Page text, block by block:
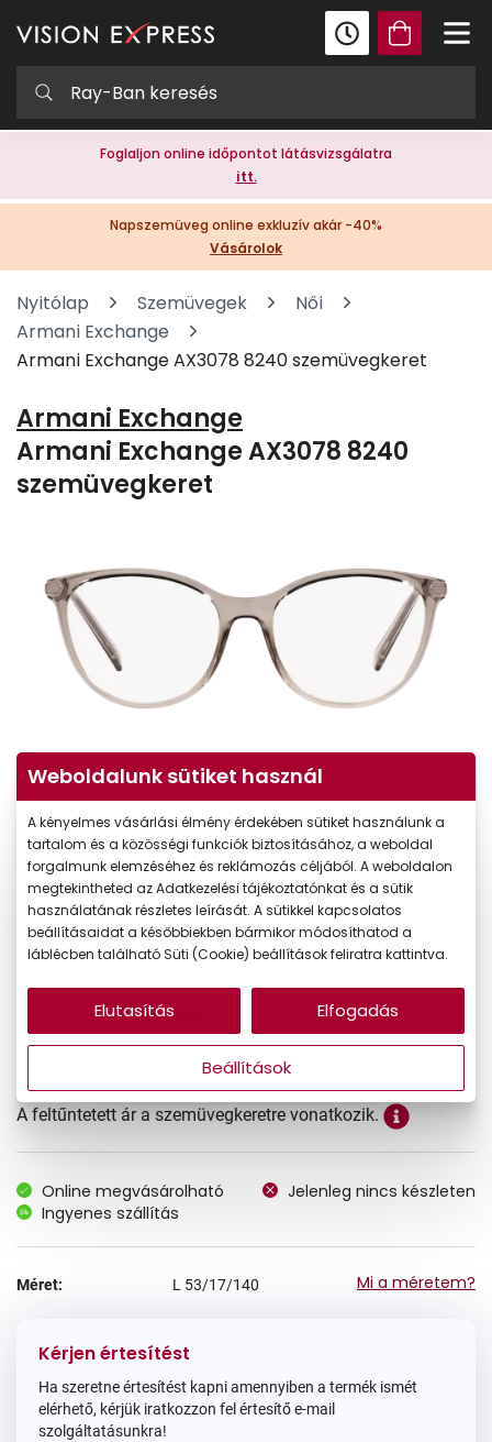
Foglaljon online időpontot látásvizsgálatra
itt.
Napszemüveg online exkluzív akár -40%
Vásárolok
Nyitólap Szemüvegek
Női
Armani Exchange
Armani Exchange AX3078 8240 szemüvegkeret
Armani Exchange
Armani Exchange AX3078 8240
szemüvegkeret
44.990 Ft
A feltűntetett ár a szemüvegkeretre vonatkozik.
Online megvásárolható
Jelenleg nincs készleten
Ingyenes szállítás
Méret: L 53/17/140 Mi a méretem?
Kérjen értesítést
Ha szeretne értesítést kapni amennyiben a termék ismét
elérhető, kérjük iratkozzon fel értesítő e-mail
szolgáltatásunkra!
Weboldalunk sütiket használ
A kényelmes vásárlási élmény érdekében sütiket használunk a
tartalom és a közösségi funkciók biztosításához, a weboldal
forgalmunk elemzéséhez és reklámozás céljából. A weboldalon
megtekintheted az Adatkezelési tájékoztatónkat és a sütik
használatának részletes leírását. A sütikkel kapcsolatos
beállításaidat a későbbiekben bármikor módosíthatod a
láblécben található Süti (Cookie) beállítások feliratra kattintva.
Beállítások
Elutasítás Elfogadás